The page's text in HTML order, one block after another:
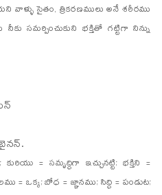
సైతం, త్రికరణములు అనే శరీరము
సమర్పించుకుని భక్తితో గట్టిగా నిన్ను
= సమృద్ధిగా ఇచ్చునట్టి; భక్తిని =
= ఒక్క; బోధ = జ్ఞానము; సిద్ధి = పండుట;